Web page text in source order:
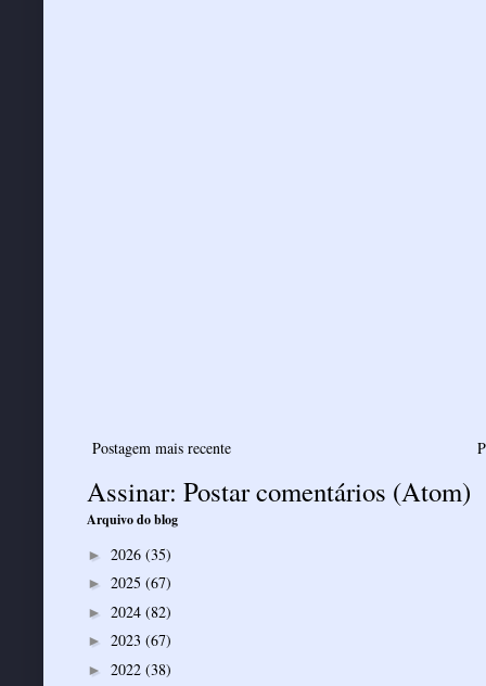
Postagem mais recente
Assinar: Postar comentários (Atom)
Arquivo do blog
► 2026 (35)
► 2025 (67)
► 2024 (82)
► 2023 (67)
► 2022 (38)